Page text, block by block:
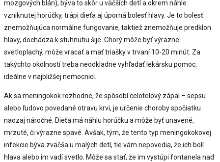
mozgových blán), býva to skôr u väčších detí a okrem náhle
vzniknutej horúčky, trápi dieťa aj úporná bolesť hlavy. Je to bolesť
znemožňujúca normálne fungovanie, taktiež znemožňuje predklon
hlavy, dochádza k stuhnutiu šije. Chorý môže byť výrazne
svetloplachý, môže vracať a mať triašky v trvaní 10-20 minút. Za
takýchto okolností treba neodkladne vyhľadať lekársku pomoc,
ideálne v najbližšej nemocnici.
Ak sa meningokok rozhodne, že spôsobí celotelový zápal – sepsu
alebo ľudovo povedané otravu krvi, je určenie choroby spočiatku
naozaj náročné. Dieťa má náhlu horúčku a môže byť unavené,
mrzuté, či výrazne spavé. Avšak, tým, že tento typ meningokokovej
infekcie býva zväčša u malých detí, tie vám nepovedia, že ich bolí
hlava alebo im vadí svetlo. Môže sa stať, že im vystúpi fontanela nad